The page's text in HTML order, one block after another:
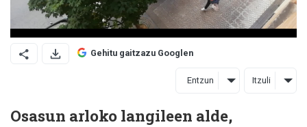
Gehitu gaitzazu Googlen
Entzun Itzuli
Osasun arloko langileen alde,